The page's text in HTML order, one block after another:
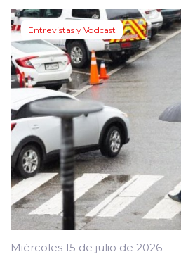
Entrevistas y Vodcast
Miércoles 15 de julio de 2026